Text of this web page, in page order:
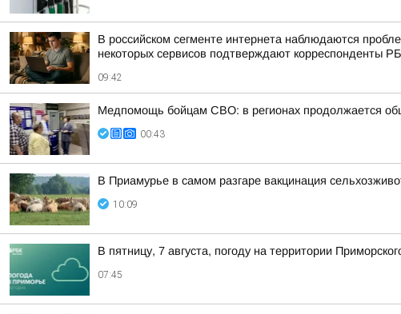
В российском сегменте интернета наблюдаются
некоторых сервисов подтверждают корреспонденты
09:42
Медпомощь бойцам СВО: в регионах продолжается
00:43
В Приамурье в самом разгаре вакцинация
10:09
В пятницу, 7 августа, погоду на территории
07:45